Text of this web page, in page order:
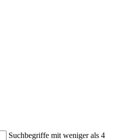
Suchbegriffe mit weniger als 4